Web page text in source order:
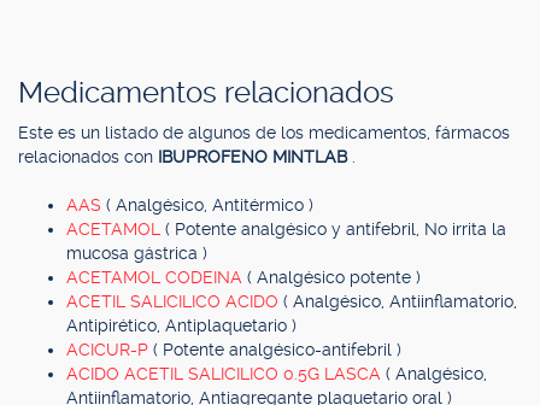
Medicamentos relacionados
Este es un listado de algunos de los medicamentos, fármacos
relacionados con IBUPROFENO MINTLAB
AAS ( Analgésico, Antitérmico )
ACETAMOL ( Potente analgésico y antifebril, No irrita la
mucosa gástrica )
ACETAMOL CODEINA ( Analgésico potente )
ACETIL SALICILICO ACIDO ( Analgésico, Antiinflamatorio,
Antipirético, Antiplaquetario )
ACICUR-P ( Potente analgésico-antifebril )
ACIDO ACETIL SALICILICO 0.5G LASCA ( Analgésico,
Antiinflamatorio, Antiagregante plaquetario oral )